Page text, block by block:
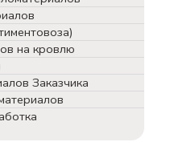
на кровлю
Заказчика